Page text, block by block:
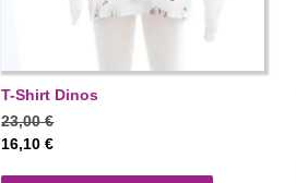
T-Shirt Dinos
23,00€
16,10€